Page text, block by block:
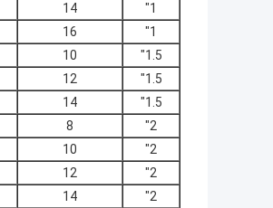
1"
14
1"
16
1.5"
10
1.5"
12
1.5"
14
2"
8
2"
10
2"
12
2"
14